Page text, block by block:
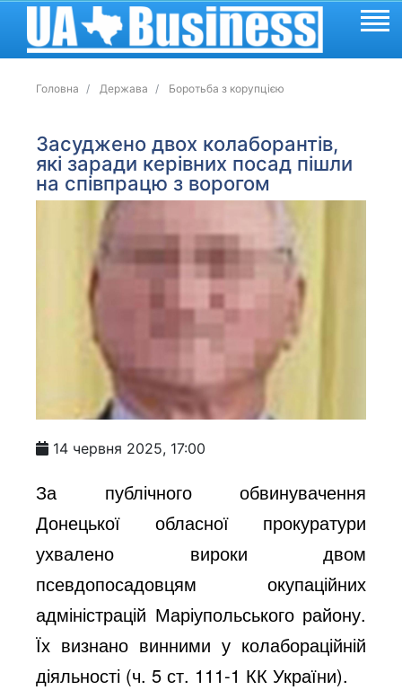
Головна Держава Боротьба з корупцією
Засуджено двох колаборантів,
які заради керівних посад пішли
на співпрацю з ворогом
14 червня 2025, 17:00
За публічного обвинувачення
Донецької обласної прокуратури
ухвалено вироки двом
псевдопосадовцям окупаційних
адміністрацій Маріупольського району.
Їх визнано винними у колабораційній
діяльності (ч. 5 ст. 111-1 КК України).